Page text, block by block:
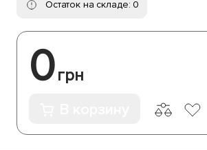
Остаток на складе: 0
0грн